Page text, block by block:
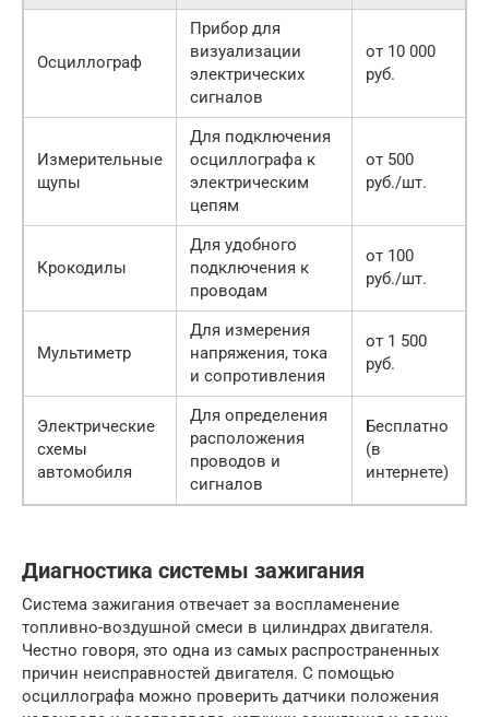
Осциллограф
Прибор для
визуализации
электрических
сигналов
от 10 000
руб.
Измерительные
щупы
Для подключения
осциллографа к
электрическим
цепям
от 500
руб./шт.
Крокодилы
Для удобного
подключения к
проводам
от 100
руб./шт.
Мультиметр
Для измерения
напряжения, тока
и сопротивления
от 1 500
руб.
Электрические
схемы
автомобиля
Для определения
расположения
проводов и
сигналов
Бесплатно
(в
интернете)
Диагностика системы зажигания
Система зажигания отвечает за воспламенение
топливно-воздушной смеси в цилиндрах двигателя.
Честно говоря, это одна из самых распространенных
причин неисправностей двигателя. С помощью
осциллографа можно проверить датчики положения